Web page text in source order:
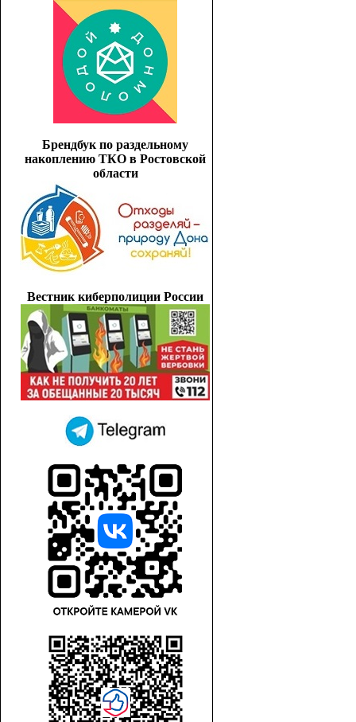
Брендбук по раздельному
накоплению ТКО в Ростовской
области
Вестник киберполиции России